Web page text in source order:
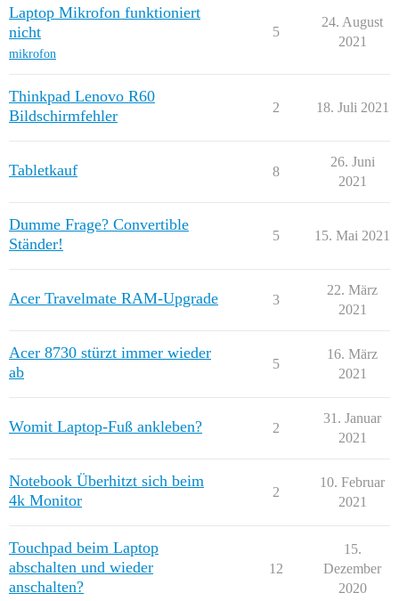
Laptop Mikrofon funktioniert
nicht
mikrofon
5
24. August
2021
Thinkpad Lenovo R60
Bildschirmfehler
2 18. Juli 2021
Tabletkauf 8
26. Juni
2021
Dumme Frage? Convertible
Ständer!
5 15. Mai 2021
Acer Travelmate RAM-Upgrade 3
22. März
2021
Acer 8730 stürzt immer wieder
ab
5
16. März
2021
Womit Laptop-Fuß ankleben? 2
31. Januar
2021
Notebook Überhitzt sich beim
4k Monitor
2
10. Februar
2021
Touchpad beim Laptop
abschalten und wieder
anschalten?
12
15.
Dezember
2020